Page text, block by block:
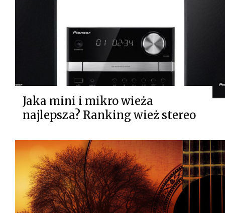
Jaka mini i mikro wieża
najlepsza? Ranking wież stereo